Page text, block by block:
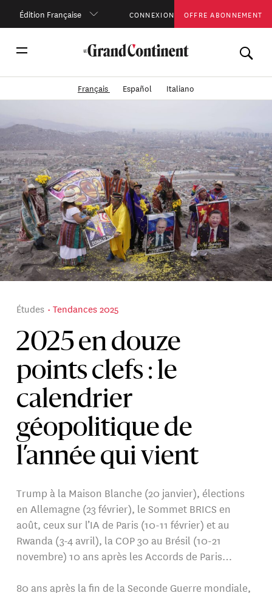
Édition Française CONNEXION OFFRE ABONNEMENT
Français Español Italiano
2025 en douze
points clefs : le
calendrier
géopolitique de
l’année qui vient
Études Tendances 2025
Trump à la Maison Blanche (20 janvier), élections
en Allemagne (23 février), le Sommet BRICS en
août, ceux sur l’IA de Paris (10-11 février) et au
Rwanda (3-4 avril), la COP 30 au Brésil (10-21
novembre) 10 ans après les Accords de Paris…
80 ans après la fin de la Seconde Guerre mondiale,